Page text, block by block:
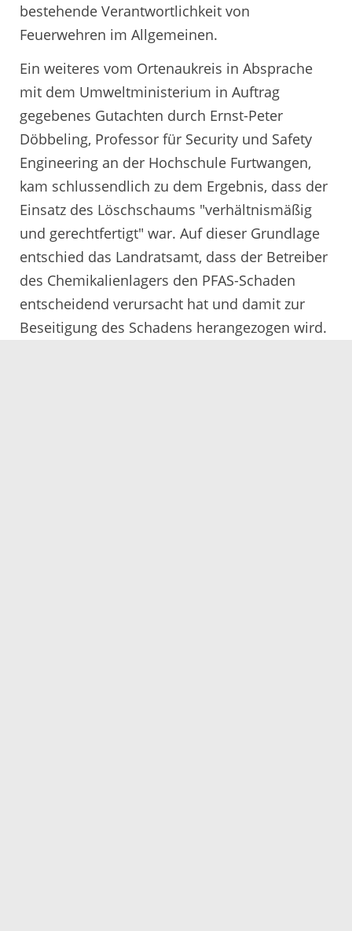
bestehende Verantwortlichkeit von
Feuerwehren im Allgemeinen.
Ein weiteres vom Ortenaukreis in Absprache
mit dem Umweltministerium in Auftrag
gegebenes Gutachten durch Ernst-Peter
Döbbeling, Professor für Security und Safety
Engineering an der Hochschule Furtwangen,
kam schlussendlich zu dem Ergebnis, dass der
Einsatz des Löschschaums "verhältnismäßig
und gerechtfertigt" war. Auf dieser Grundlage
entschied das Landratsamt, dass der Betreiber
des Chemikalienlagers den PFAS-Schaden
entscheidend verursacht hat und damit zur
Beseitigung des Schadens herangezogen wird.